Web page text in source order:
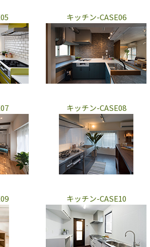
キッチン-CASE06
キッチン-CASE08
キッチン-CASE10